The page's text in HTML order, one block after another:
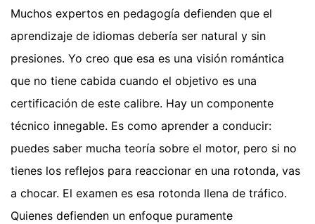
Muchos expertos en pedagogía defienden que el
aprendizaje de idiomas debería ser natural y sin
presiones. Yo creo que esa es una visión romántica
que no tiene cabida cuando el objetivo es una
certificación de este calibre. Hay un componente
técnico innegable. Es como aprender a conducir:
puedes saber mucha teoría sobre el motor, pero si no
tienes los reflejos para reaccionar en una rotonda, vas
a chocar. El examen es esa rotonda llena de tráfico.
Quienes defienden un enfoque puramente